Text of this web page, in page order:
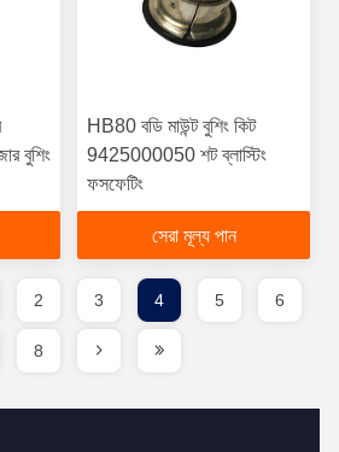
বুশিং
HB80 বডি মাউন্ট বুশিং কিট
9425000050 শট ব্লাস্টিং
ফসফেটিং
সেরা মূল্য পান
2 3 4 5 6
8